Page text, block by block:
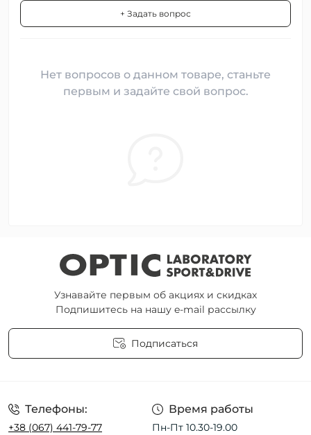
+ Задать вопрос
Нет вопросов о данном товаре, станьте
первым и задайте свой вопрос.
Узнавайте первым об акциях и скидках
Подпишитесь на нашу e-mail рассылку
Подписаться
Пользовательское соглашение
Телефоны:
+38 (067) 441-79-77
Время работы
Пн-Пт 10.30-19.00